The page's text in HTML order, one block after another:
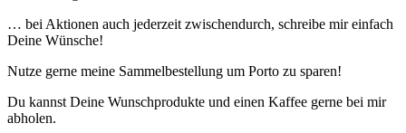
… bei Aktionen auch jederzeit zwischendurch, schreibe mir einfach
Deine Wünsche!
Nutze gerne meine Sammelbestellung um Porto zu sparen!
Du kannst Deine Wunschprodukte und einen Kaffee gerne bei mir
abholen.